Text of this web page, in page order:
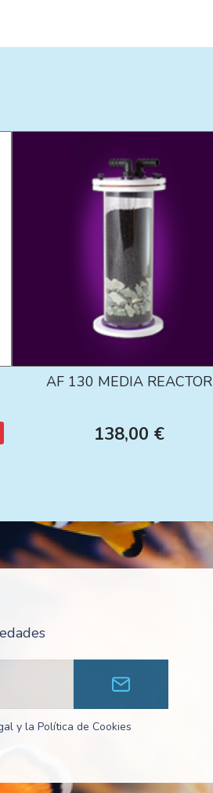
AF 130 MEDIA REACTOR
138,00 €
y la Política de Cookies